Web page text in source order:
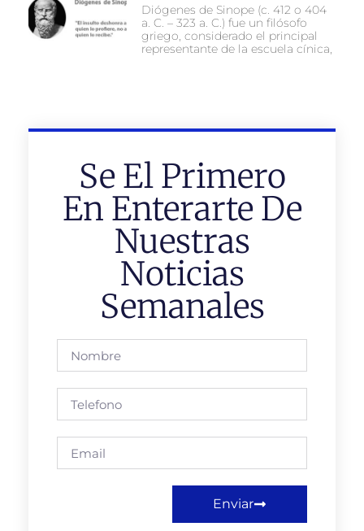
Diógenes de Sinope (c. 412 o 404
a. C. – 323 a. C.) fue un filósofo
griego, considerado el principal
representante de la escuela cínica,
Se El Primero
En Enterarte De
Nuestras
Noticias
Semanales
Enviar